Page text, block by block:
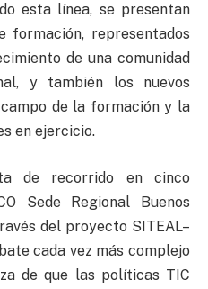
esta línea, se presentan
formación, representados
de una comunidad
y también los nuevos
de la formación y la
en ejercicio.
de recorrido en cinco
Sede Regional Buenos
del proyecto SITEAL–
cada vez más complejo
de que las políticas TIC